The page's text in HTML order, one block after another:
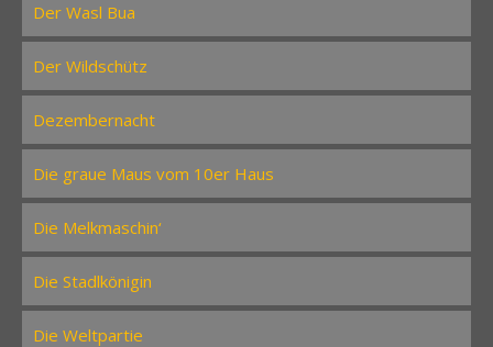
Der Wasl Bua
Der Wildschütz
Dezembernacht
Die graue Maus vom 10er Haus
Die Melkmaschin‘
Die Stadlkönigin
Die Weltpartie